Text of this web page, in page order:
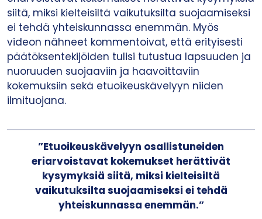
siitä, miksi kielteisiltä vaikutuksilta suojaamiseksi
ei tehdä yhteiskunnassa enemmän. Myös
videon nähneet kommentoivat, että erityisesti
päätöksentekijöiden tulisi tutustua lapsuuden ja
nuoruuden suojaaviin ja haavoittaviin
kokemuksiin sekä etuoikeuskävelyyn niiden
ilmituojana.
”Etuoikeuskävelyyn osallistuneiden
eriarvoistavat kokemukset herättivät
kysymyksiä siitä, miksi kielteisiltä
vaikutuksilta suojaamiseksi ei tehdä
yhteiskunnassa enemmän.”